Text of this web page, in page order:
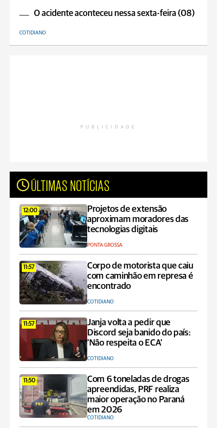
O acidente aconteceu nessa sexta-feira (08)
COTIDIANO
PUBLICIDADE
ÚLTIMAS NOTÍCIAS
12:00
Projetos de extensão
aproximam moradores das
tecnologias digitais
PONTA GROSSA
11:57
Corpo de motorista que caiu
com caminhão em represa é
encontrado
COTIDIANO
11:57
Janja volta a pedir que
Discord seja banido do país:
'Não respeita o ECA'
COTIDIANO
11:50
Com 6 toneladas de drogas
apreendidas, PRF realiza
maior operação no Paraná
em 2026
COTIDIANO